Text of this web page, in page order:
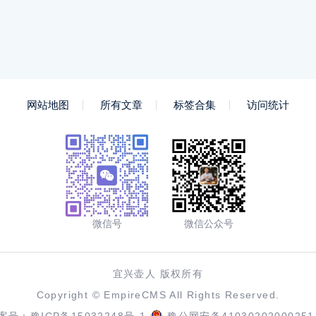
网站地图 所有文章 标签合集 访问统计
微信号 微信公众号
宜兴壶人 版权所有
Copyright © EmpireCMS All Rights Reserved.